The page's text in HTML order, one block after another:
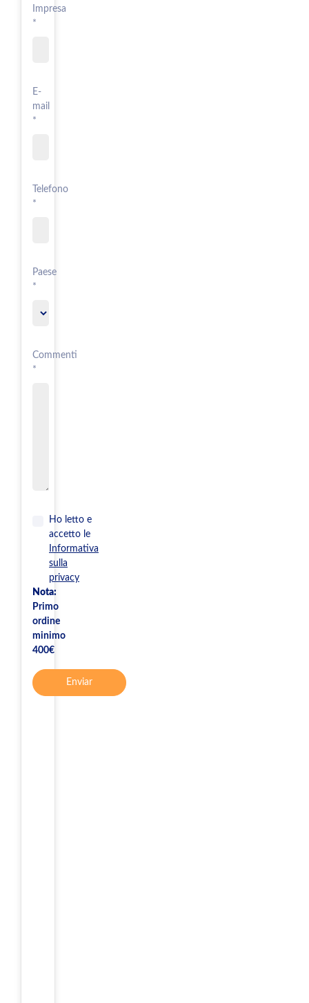
Impresa
*
E-
mail
*
Telefono
*
Paese
*
Commenti
*
Ho letto e
accetto le
Informativa
sulla
privacy
Nota:
Primo
ordine
minimo
400€
Enviar